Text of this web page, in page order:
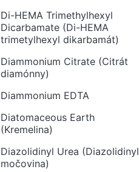
Di-HEMA Trimethylhexyl
Dicarbamate (Di-HEMA
trimetylhexyl dikarbamát)
Diammonium Citrate (Citrát
diamónny)
Diammonium EDTA
Diatomaceous Earth
(Kremelina)
Diazolidinyl Urea (Diazolidinyl
močovina)